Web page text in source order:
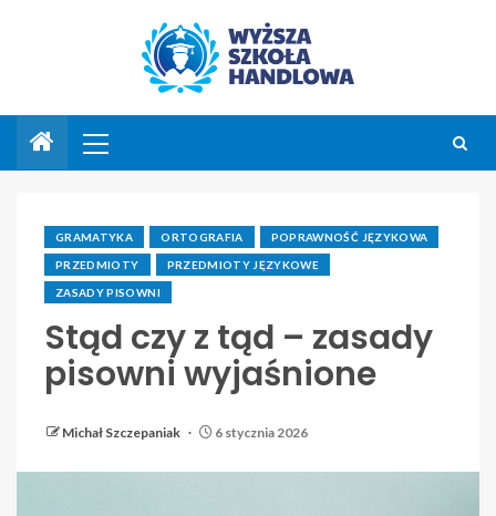
GRAMATYKA ORTOGRAFIA POPRAWNOŚĆ JĘZYKOWA
PRZEDMIOTY PRZEDMIOTY JĘZYKOWE
ZASADY PISOWNI
Stąd czy z tąd – zasady
pisowni wyjaśnione
Michał Szczepaniak 6 stycznia 2026